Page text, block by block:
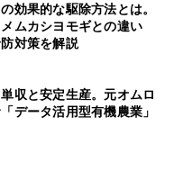
効果的な駆除方法とは。
ムカシヨモギとの違い
対策を解説
収と安定生産。元オムロ
データ活用型有機農業」